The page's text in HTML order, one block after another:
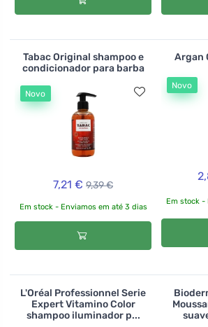
Tabac Original shampoo e
condicionador para barba
Novo
7,21 € 9,39 €
Em stock - Enviamos em até 3 dias
Argan
Novo
Em stock -
L'Oréal Professionnel Serie
Expert Vitamino Color
shampoo iluminador p...